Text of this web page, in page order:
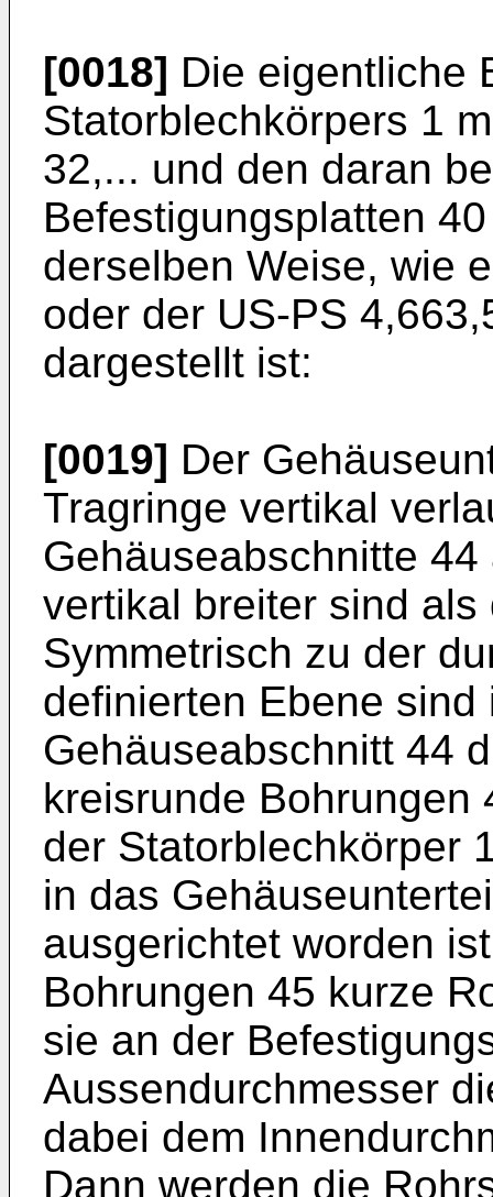
[0018] Die eigentliche
Statorblechkörpers 1
32,... und den daran
Befestigungsplatten
derselben Weise, wie
oder der US-PS
dargestellt ist:
[0019] Der
Tragringe vertikal
Gehäuseabschnitte
vertikal breiter sind
Symmetrisch zu der
definierten Ebene
Gehäuseabschnitt 44
kreisrunde Bohrungen
der Statorblechkörper
in das
ausgerichtet worden
Bohrungen 45 kurze
sie an der
Aussendurchmesser
dabei dem
Dann werden die